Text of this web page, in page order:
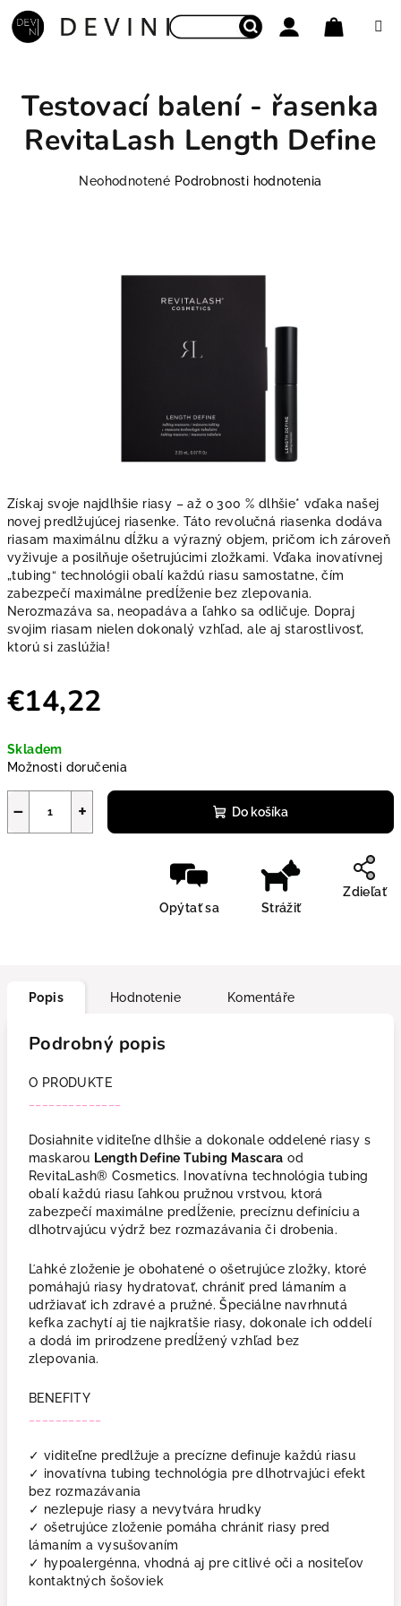
Prejsť na obsah
Získaj svoje najdlhšie riasy – až o 300 % dlhšie* vďaka našej
novej predlžujúcej riasenke. Táto revolučná riasenka dodáva
riasam maximálnu dĺžku a výrazný objem, pričom ich zároveň
vyživuje a posilňuje ošetrujúcimi zložkami. Vďaka inovatívnej
„tubing“ technológii obalí každú riasu samostatne, čím
zabezpečí maximálne predĺženie bez zlepovania.
Nerozmazáva sa, neopadáva a ľahko sa odličuje. Dopraj
svojim riasam nielen dokonalý vzhľad, ale aj starostlivosť,
ktorú si zaslúžia!
€14,22
Skladem
Možnosti doručenia
+
− Do košíka
Opýtať sa Strážiť
Zdieľať
Testovací balení - řasenka
RevitaLash Length Define
Priemerné hodnotenie produktu je 0,0 z 5
Neohodnotené Podrobnosti hodnotenia
Popis Hodnotenie Komentáře
Podrobný popis
O PRODUKTE
Dosiahnite viditeľne dlhšie a dokonale oddelené riasy s
maskarou Length Define Tubing Mascara od
RevitaLash® Cosmetics. Inovatívna technológia tubing
obalí každú riasu ľahkou pružnou vrstvou, ktorá
zabezpečí maximálne predĺženie, precíznu definíciu a
dlhotrvajúcu výdrž bez rozmazávania či drobenia.
Ľahké zloženie je obohatené o ošetrujúce zložky, ktoré
pomáhajú riasy hydratovať, chrániť pred lámaním a
udržiavať ich zdravé a pružné. Špeciálne navrhnutá
kefka zachytí aj tie najkratšie riasy, dokonale ich oddelí
a dodá im prirodzene predĺžený vzhľad bez
zlepovania.
BENEFITY
✓ viditeľne predlžuje a precízne definuje každú riasu
✓ inovatívna tubing technológia pre dlhotrvajúci efekt
bez rozmazávania
✓ nezlepuje riasy a nevytvára hrudky
✓ ošetrujúce zloženie pomáha chrániť riasy pred
lámaním a vysušovaním
✓ hypoalergénna, vhodná aj pre citlivé oči a nositeľov
kontaktných šošoviek